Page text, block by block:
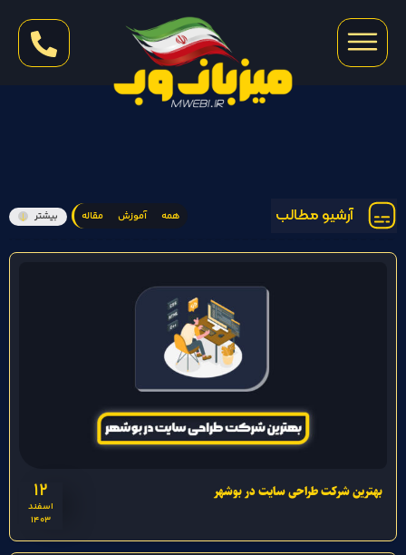
آرشیو مطالب همه آموزش مقاله بیشتر
12
اسفند
1403
بهترین شرکت طراحی سایت در بوشهر